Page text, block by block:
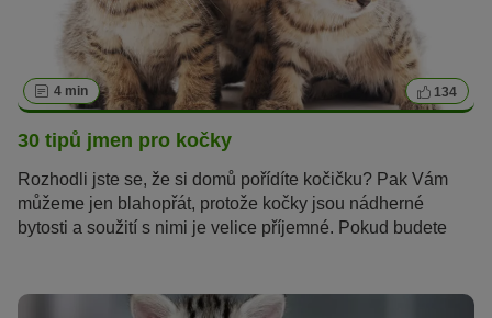
4 min 134
30 tipů jmen pro kočky
Rozhodli jste se, že si domů pořídíte kočičku? Pak Vám
můžeme jen blahopřát, protože kočky jsou nádherné
bytosti a soužití s nimi je velice příjemné. Pokud budete